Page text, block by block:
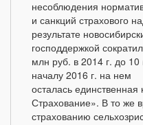
несоблюдения
и санкций страхового
результате
господдержкой
млн руб. в 2014 г. до
началу 2016 г. на нем
осталась
Страхование». В то же
страхованию